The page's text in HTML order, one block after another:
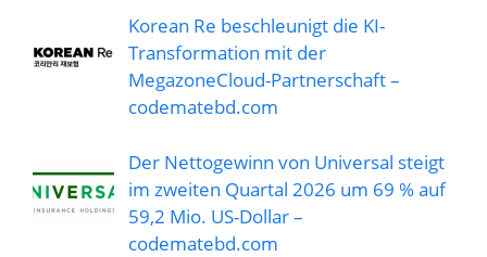
Korean Re beschleunigt die KI-
Transformation mit der
MegazoneCloud-Partnerschaft –
codematebd.com
Der Nettogewinn von Universal steigt
im zweiten Quartal 2026 um 69 % auf
59,2 Mio. US-Dollar –
codematebd.com